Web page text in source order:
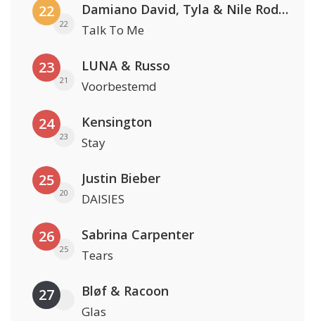
22
22
Damiano David, Tyla & Nile Rodgers
Talk To Me
23
21
LUNA & Russo
Voorbestemd
24
23
Kensington
Stay
25
20
Justin Bieber
DAISIES
26
25
Sabrina Carpenter
Tears
27 Bløf & Racoon
Glas